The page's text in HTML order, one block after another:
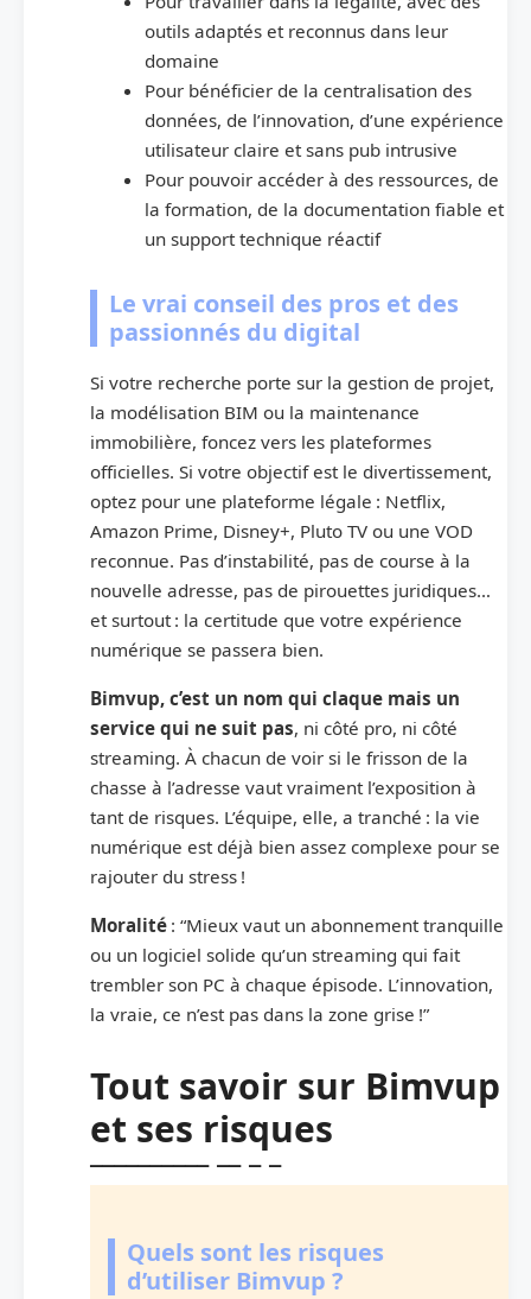
outils adaptés et reconnus dans leur
domaine
Pour bénéficier de la centralisation des
données, de l’innovation, d’une expérience
utilisateur claire et sans pub intrusive
Pour pouvoir accéder à des ressources, de
la formation, de la documentation fiable et
un support technique réactif
Le vrai conseil des pros et des
passionnés du digital
Si votre recherche porte sur la gestion de projet,
la modélisation BIM ou la maintenance
immobilière, foncez vers les plateformes
officielles. Si votre objectif est le divertissement,
optez pour une plateforme légale : Netflix,
Amazon Prime, Disney+, Pluto TV ou une VOD
reconnue. Pas d’instabilité, pas de course à la
nouvelle adresse, pas de pirouettes juridiques…
et surtout : la certitude que votre expérience
numérique se passera bien.
Bimvup, c’est un nom qui claque mais un
service qui ne suit pas, ni côté pro, ni côté
streaming. À chacun de voir si le frisson de la
chasse à l’adresse vaut vraiment l’exposition à
tant de risques. L’équipe, elle, a tranché : la vie
numérique est déjà bien assez complexe pour se
rajouter du stress !
Moralité : “Mieux vaut un abonnement tranquille
ou un logiciel solide qu’un streaming qui fait
trembler son PC à chaque épisode. L’innovation,
la vraie, ce n’est pas dans la zone grise !”
Tout savoir sur Bimvup
et ses risques
Quels sont les risques
d’utiliser Bimvup ?